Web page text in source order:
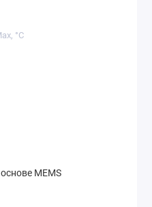
°C
MEMS